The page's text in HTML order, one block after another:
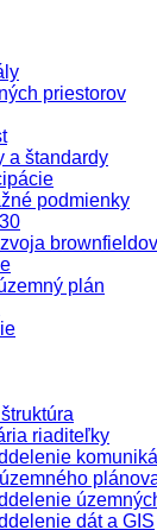
priestorov
a štandardy
podmienky
brownfieldov
plán
riaditeľky
dát a GIS